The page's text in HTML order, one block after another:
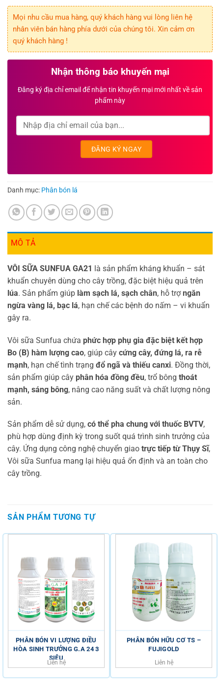
Mọi nhu cầu mua hàng, quý khách hàng vui lòng liên hệ
nhân viên bán hàng phía dưới của chúng tôi. Xin cảm ơn
quý khách hàng !
Nhận thông báo khuyến mại
Đăng ký địa chỉ email để nhận tin khuyến mại mới nhất về sản
phẩm này
Danh mục: Phân bón lá
MÔ TẢ
VÔI SỮA SUNFUA GA21 là sản phẩm kháng khuẩn – sát
khuẩn chuyên dùng cho cây trồng, đặc biệt hiệu quả trên
lúa. Sản phẩm giúp làm sạch lá, sạch chân, hỗ trợngăn
ngừa vàng lá, bạc lá, hạn chế các bệnh do nấm – vi khuẩn
gây ra.
Vôi sữa Sunfua chứa phức hợp phụ gia đặc biệt kết hợp
Bo (B) hàm lượng cao, giúp cây cứng cây, đứng lá, ra rễ
mạnh, hạn chế tình trạng đổ ngã và thiếu canxi. Đồng thời,
sản phẩm giúp cây phân hóa đồng đều, trổ bông thoát
mạnh, sáng bông, nâng cao năng suất và chất lượng nông
sản.
Sản phẩm dễ sử dụng, có thể pha chung với thuốc BVTV,
phù hợp dùng định kỳ trong suốt quá trình sinh trưởng của
cây. Ứng dụng công nghệ chuyển giao trực tiếp từ Thụy Sĩ,
Vôi sữa Sunfua mang lại hiệu quả ổn định và an toàn cho
cây trồng.
SẢN PHẨM TƯƠNG TỰ
PHÂN BÓN VI LƯỢNG ĐIỀU
HÒA SINH TRƯỞNG G.A 24 3
SIÊU
Liên hệ
PHÂN BÓN HỮU CƠ TS –
FUJIGOLD
Liên hệ